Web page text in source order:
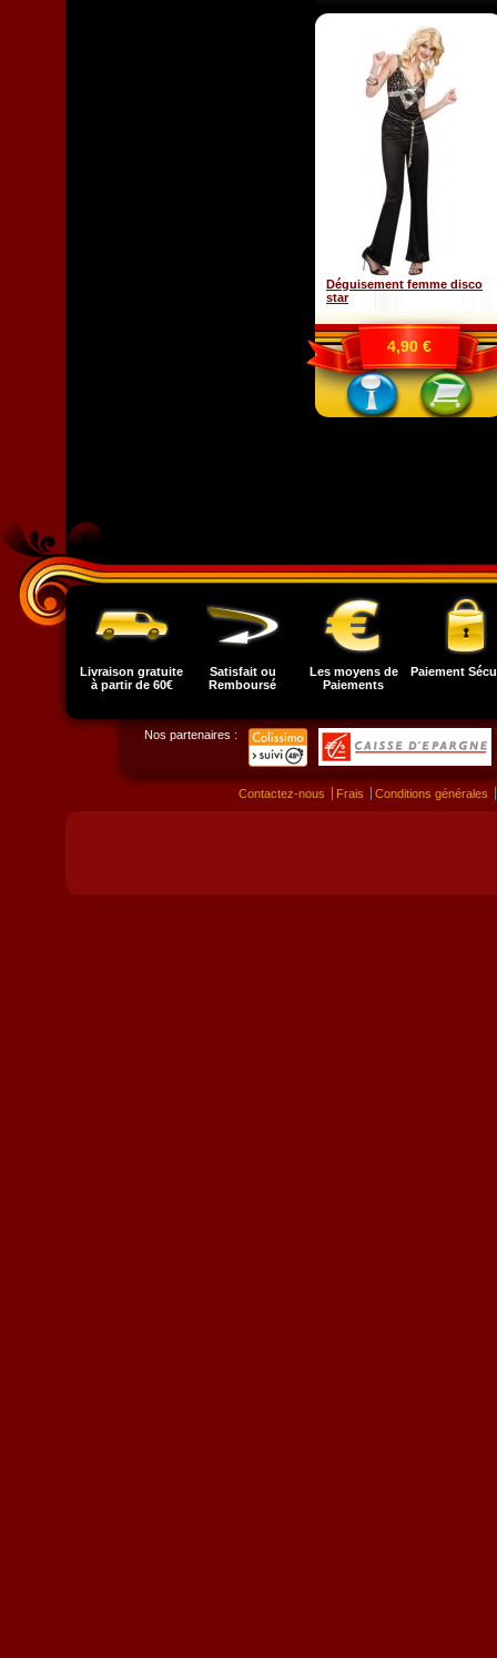
Déguisement femme disco
star
4,90 €
Livraison gratuite
à partir de 60€
Satisfait ou
Remboursé
Les moyens de
Paiements
Paiement
Nos partenaires :
Contactez-nous Frais Conditions générales